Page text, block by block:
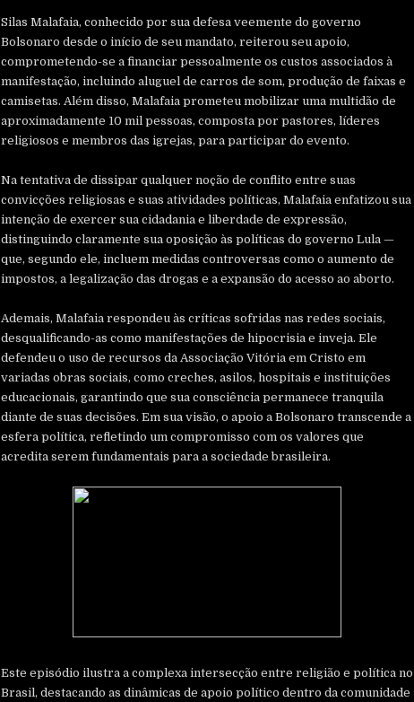
Silas Malafaia, conhecido por sua defesa veemente do governo
Bolsonaro desde o início de seu mandato, reiterou seu apoio,
comprometendo-se a financiar pessoalmente os custos associados à
manifestação, incluindo aluguel de carros de som, produção de faixas e
camisetas. Além disso, Malafaia prometeu mobilizar uma multidão de
aproximadamente 10 mil pessoas, composta por pastores, líderes
religiosos e membros das igrejas, para participar do evento.
Na tentativa de dissipar qualquer noção de conflito entre suas
convicções religiosas e suas atividades políticas, Malafaia enfatizou sua
intenção de exercer sua cidadania e liberdade de expressão,
distinguindo claramente sua oposição às políticas do governo Lula —
que, segundo ele, incluem medidas controversas como o aumento de
impostos, a legalização das drogas e a expansão do acesso ao aborto.
Ademais, Malafaia respondeu às críticas sofridas nas redes sociais,
desqualificando-as como manifestações de hipocrisia e inveja. Ele
defendeu o uso de recursos da Associação Vitória em Cristo em
variadas obras sociais, como creches, asilos, hospitais e instituições
educacionais, garantindo que sua consciência permanece tranquila
diante de suas decisões. Em sua visão, o apoio a Bolsonaro transcende a
esfera política, refletindo um compromisso com os valores que
acredita serem fundamentais para a sociedade brasileira.
Este episódio ilustra a complexa intersecção entre religião e política no
Brasil, destacando as dinâmicas de apoio político dentro da comunidade